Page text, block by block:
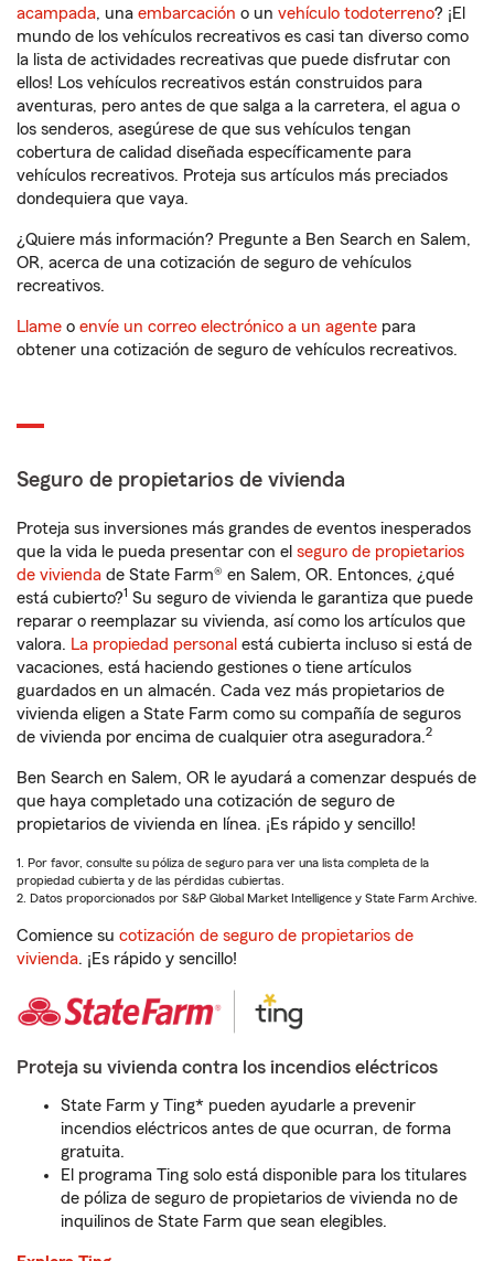
acampada, una embarcación o un vehículo todoterreno? ¡El
mundo de los vehículos recreativos es casi tan diverso como
la lista de actividades recreativas que puede disfrutar con
ellos! Los vehículos recreativos están construidos para
aventuras, pero antes de que salga a la carretera, el agua o
los senderos, asegúrese de que sus vehículos tengan
cobertura de calidad diseñada específicamente para
vehículos recreativos. Proteja sus artículos más preciados
dondequiera que vaya.
¿Quiere más información? Pregunte a Ben Search en Salem,
OR, acerca de una cotización de seguro de vehículos
recreativos.
Llame o envíe un correo electrónico a un agente para
obtener una cotización de seguro de vehículos recreativos.
Seguro de propietarios de vivienda
Proteja sus inversiones más grandes de eventos inesperados
que la vida le pueda presentar con el seguro de propietarios
de vivienda de State Farm® en Salem, OR. Entonces, ¿qué
está cubierto?1 Su seguro de vivienda le garantiza que puede
reparar o reemplazar su vivienda, así como los artículos que
valora. La propiedad personal está cubierta incluso si está de
vacaciones, está haciendo gestiones o tiene artículos
guardados en un almacén. Cada vez más propietarios de
vivienda eligen a State Farm como su compañía de seguros
de vivienda por encima de cualquier otra aseguradora.2
Ben Search en Salem, OR le ayudará a comenzar después de
que haya completado una cotización de seguro de
propietarios de vivienda en línea. ¡Es rápido y sencillo!
1. Por favor, consulte su póliza de seguro para ver una lista completa de la
propiedad cubierta y de las pérdidas cubiertas.
2. Datos proporcionados por S&P Global Market Intelligence y State Farm Archive.
Comience su cotización de seguro de propietarios de
vivienda. ¡Es rápido y sencillo!
Proteja su vivienda contra los incendios eléctricos
State Farm y Ting* pueden ayudarle a prevenir
incendios eléctricos antes de que ocurran, de forma
gratuita.
El programa Ting solo está disponible para los titulares
de póliza de seguro de propietarios de vivienda no de
inquilinos de State Farm que sean elegibles.